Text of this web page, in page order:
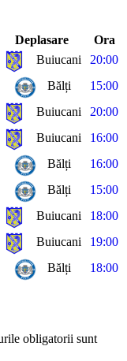
Deplasare
Ora
Buiucani
20:00
Bălți
15:00
Buiucani
20:00
Buiucani
16:00
Bălți
16:00
Bălți
15:00
Buiucani
18:00
Buiucani
19:00
Bălți 18:00
obligatorii sunt